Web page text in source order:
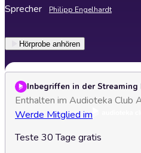
Sprecher Philipp Engelhardt
Hörprobe anhören
Inbegriffen in der Streaming
Enthalten im Audioteka Club
Werde Mitglied im
Teste 30 Tage gratis